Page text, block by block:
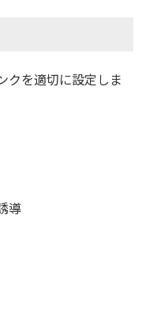
クを適切に設定しま
導